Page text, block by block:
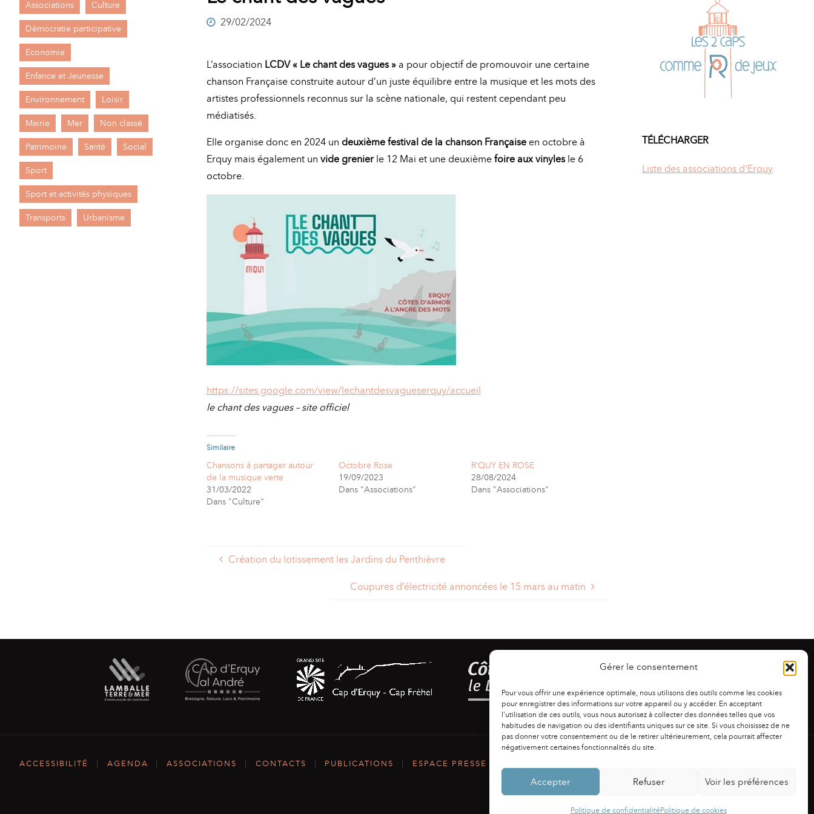
Gérer le consentement
Pour vous offrir une expérience optimale, nous utilisons des outils comme les cookies
pour enregistrer des informations sur votre appareil ou y accéder. En acceptant
l'utilisation de ces outils, vous nous autorisez à collecter des données telles que vos
habitudes de navigation ou des identifiants uniques sur ce site. Si vous choisissez de ne
pas donner votre consentement ou de le retirer ultérieurement, cela pourrait affecter
négativement certaines fonctionnalités du site.
Accepter Refuser Voir les préférences
Politique de confidentialitéPolitique de cookies
29/02/2024
L’association LCDV « Le chant des vagues » a pour objectif de promouvoir une certaine
chanson Française construite autour d’un juste équilibre entre la musique et les mots des
artistes professionnels reconnus sur la scène nationale, qui restent cependant peu
médiatisés.
Elle organise donc en 2024 un deuxième festival de la chanson Françaiseen octobre à
Erquy mais également un vide grenierle 12 Mai et une deuxième foire aux vinylesle 6
octobre.
https://sites.google.com/view/lechantdesvagueserquy/accueil
le chant des vagues – site officiel
Similaire
Chansons à partager autour
de la musique verte
31/03/2022
Dans "Culture"
Octobre Rose
19/09/2023
Dans "Associations"
R’QUY EN ROSE
28/08/2024
Dans "Associations"
Création du lotissement les Jardins du Penthièvre
Coupures d’électricité annoncées le 15 mars au matin
Associations Culture
Démocratie participative
Economie
Enfance et Jeunesse
Environnement Loisir
Mairie Mer Non classé
Patrimoine Santé Social
Sport
Sport et activités physiques
Transports Urbanisme
TÉLÉCHARGER
Liste des associations d'Erquy
ACCESSIBILITÉ | AGENDA | ASSOCIATIONS | CONTACTS | PUBLICATIONS | ESPACE PRESSE
Powered by Fluida